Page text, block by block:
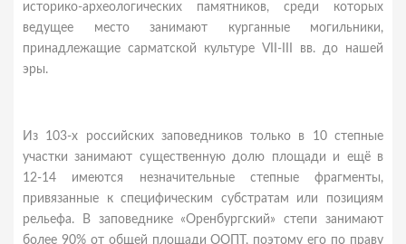
историко-археологических памятников, среди которых
ведущее место занимают курганные могильники,
принадлежащие сарматской культуре VII-III вв. до нашей
эры.
Из 103-х российских заповедников только в 10 степные
участки занимают существенную долю площади и ещё в
12-14 имеются незначительные степные фрагменты,
привязанные к специфическим субстратам или позициям
рельефа. В заповеднике «Оренбургский» степи занимают
более 90% от общей площади ООПТ, поэтому его по праву